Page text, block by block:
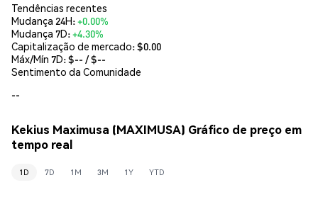
Tendências recentes
Mudança 24H:+0.00%
Mudança 7D:+4.30%
Capitalização de mercado:$0.00
Máx/Mín 7D: $-- / $--
Sentimento da Comunidade
--
Kekius Maximusa (MAXIMUSA) Gráfico de preço em
tempo real
1D 7D 1M 3M 1Y YTD